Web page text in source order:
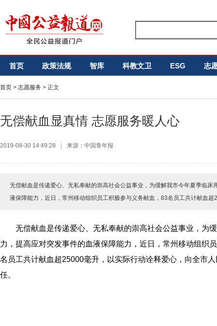
首页 政策法规 智库 科教文卫 ESG 志
首页 > 志愿服务 > 正文
无偿献血显真情 志愿服务暖人心
2019-08-30 14:49:28 来源：中国青年报
无偿献血是传递爱心、无私奉献的崇高社会公益事业，为缓解我市今年夏季临床
液保障能力，近日，常州移动组织员工积极参与义务献血，83名员工共计献血
无偿献血是传递爱心、无私奉献的崇高社会公益事业，为
力，提高应对突发事件的血液保障能力，近日，常州移动组织
名员工共计献血超25000毫升，以实际行动诠释爱心，向全市
任。